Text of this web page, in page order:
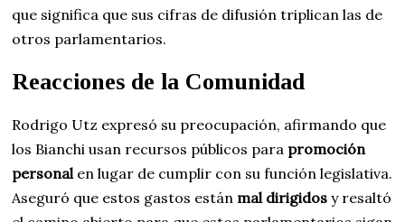
que significa que sus cifras de difusión triplican las de
otros parlamentarios.
Reacciones de la Comunidad
Rodrigo Utz expresó su preocupación, afirmando que
los Bianchi usan recursos públicos para promoción
personalen lugar de cumplir con su función legislativa.
Aseguró que estos gastos están mal dirigidos y resaltó